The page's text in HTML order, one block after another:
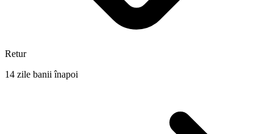
Retur
14 zile banii înapoi